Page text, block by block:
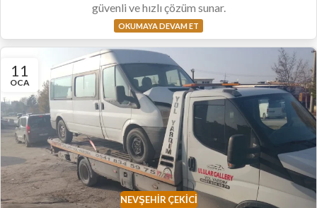
güvenli ve hızlı çözüm sunar.
OKUMAYA DEVAM ET
11
OCA
NEVŞEHIR ÇEKICI